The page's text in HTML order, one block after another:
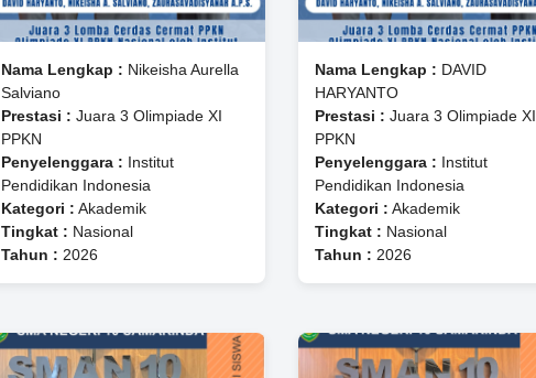
Nama Lengkap : Nikeisha Aurella
Salviano
Prestasi : Juara 3 Olimpiade XI
PPKN
Penyelenggara : Institut
Pendidikan Indonesia
Kategori : Akademik
Tingkat : Nasional
Tahun : 2026
Nama Lengkap : DAVID
HARYANTO
Prestasi : Juara 3 Olimpiade XI
PPKN
Penyelenggara : Institut
Pendidikan Indonesia
Kategori : Akademik
Tingkat : Nasional
Tahun : 2026